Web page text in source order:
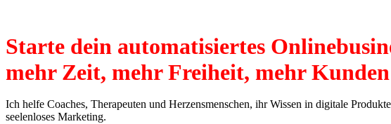
Starte dein automatisiertes
mehr Zeit, mehr Freiheit, mehr
Ich helfe Coaches, Therapeuten und Herzensmenschen, ihr Wissen in digitale
seelenloses Marketing.